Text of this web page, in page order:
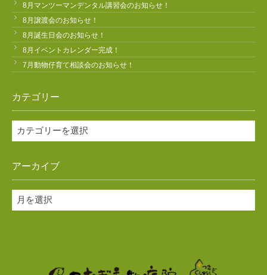
8月マンツーマンデンタル講習会のお知らせ！
8月譲渡会のお知らせ！
8月誕生日会のお知らせ！
8月イベントカレンダー完成！
7月動物仔育て相談会のお知らせ！
カテゴリー
カ
テ
リ
アーカイブ
ア
ー